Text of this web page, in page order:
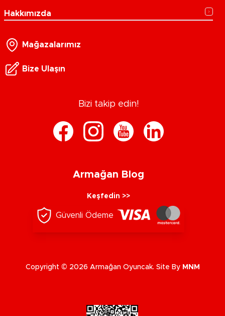
Hakkımızda
Mağazalarımız
Bize Ulaşın
Bizi takip edin!
Armağan Blog
Keşfedin >>
Güvenli Ödeme
Copyright © 2026 Armağan Oyuncak. Site By MNM